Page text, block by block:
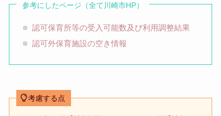
参考にしたページ（全て川崎市HP）
認可保育所等の受入可能数及び利用調整結果
認可外保育施設の空き情報
考慮する点